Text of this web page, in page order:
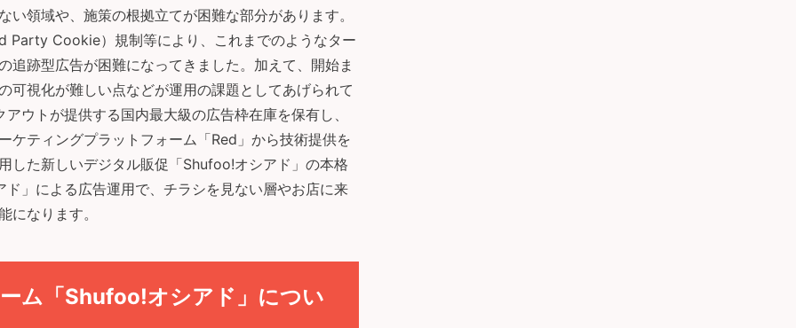
領域や、施策の根拠立てが困難な部分があります。
Party Cookie）規制等により、これまでのようなター
追跡型広告が困難になってきました。加えて、開始ま
可視化が難しい点などが運用の課題としてあげられて
ウトが提供する国内最大級の広告枠在庫を保有し、
ケティングプラットフォーム「Red」から技術提供を
した新しいデジタル販促「Shufoo!オシアド」の本格
」による広告運用で、チラシを見ない層やお店に来
になります。
ム「Shufoo!オシアド」につい